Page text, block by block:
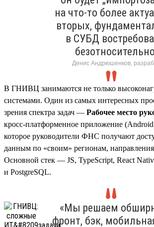
на что-то более
вторых,
в СУБД
Денис Андрюшенков,
В ГНИВЦ занимаются не только
системами. Один из самых интересных
зрения спектра задач — Рабочее место
кросс-платформенное приложение
которое руководители ФНС получают
данным по «своим» регионам,
Основной стек — JS, TypeScript, React
и PostgreSQL.
«Мы решаем
фронт, бэк,